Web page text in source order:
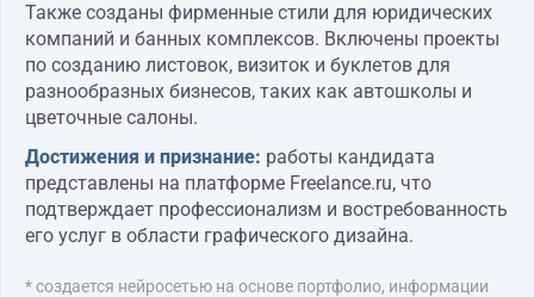
Также созданы фирменные стили для юридических
компаний и банных комплексов. Включены проекты
по созданию листовок, визиток и буклетов для
разнообразных бизнесов, таких как автошколы и
цветочные салоны.
Достижения и признание: работы кандидата
представлены на платформе Freelance.ru, что
подтверждает профессионализм и востребованность
его услуг в области графического дизайна.
* создается нейросетью на основе портфолио, информации